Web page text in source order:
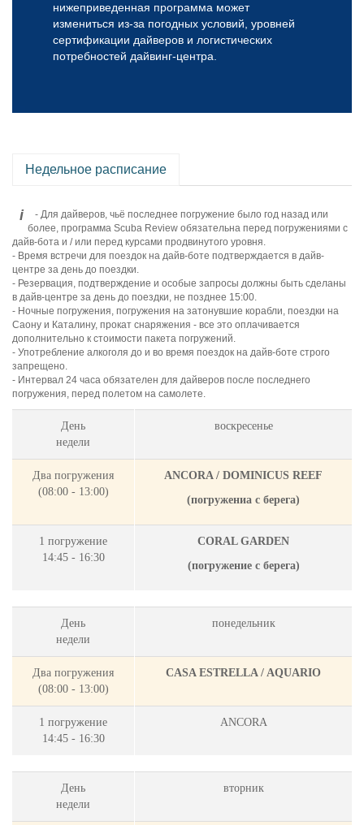
нижеприведенная программа может
измениться из-за погодных условий, уровней
сертификации дайверов и логистических
потребностей дайвинг-центра.
Недельное расписание
i
- Для дайверов, чьё последнее погружение было год назад или
более, программа Scuba Review обязательна перед погружениями с
дайв-бота и / или перед курсами продвинутого уровня.
- Время встречи для поездок на дайв-боте подтверждается в дайв-
центре за день до поездки.
- Резервация, подтверждение и особые запросы должны быть сделаны
в дайв-центре за день до поездки, не позднее 15:00.
- Ночные погружения, погружения на затонувшие корабли, поездки на
Саону и Каталину, прокат снаряжения - все это оплачивается
дополнительно к стоимости пакета погружений.
- Употребление алкоголя до и во время поездок на дайв-боте строго
запрещено.
- Интервал 24 часа обязателен для дайверов после последнего
погружения, перед полетом на самолете.
День
недели
воскресенье
Два погружения
(08:00 - 13:00)
ANCORA / DOMINICUS REEF
(погружениa с берега)
1 погружение
14:45 - 16:30
CORAL GARDEN
(погружение с берега)
День
недели
понедельник
Два погружения
(08:00 - 13:00)
CASA ESTRELLA / AQUARIO
1 погружение
14:45 - 16:30
ANCORA
День
недели
вторник